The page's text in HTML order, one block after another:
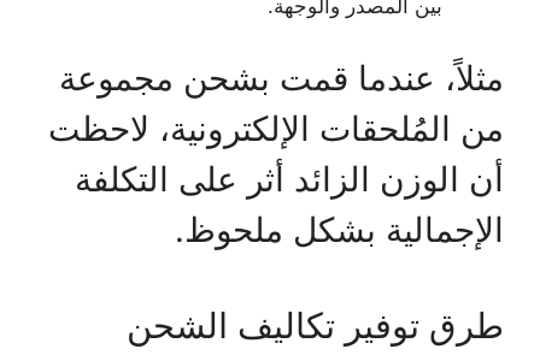
بين المصدر والوجهة.
مثلاً، عندما قمت بشحن مجموعة
من المُلحقات الإلكترونية، لاحظت
أن الوزن الزائد أثر على التكلفة
الإجمالية بشكل ملحوظ.
طرق توفير تكاليف الشحن